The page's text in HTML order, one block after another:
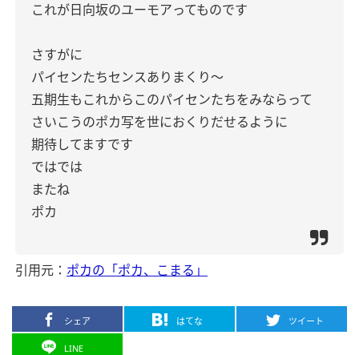
これが日向坂のユーモアってものです
さすがに
パイセンたちセンスありまくり〜
五期生もこれからこのパイセンたちをみならって
さいこうのポカ写を世におくりだせるように
期待してますです
ではでは
またね
ポカ
引用元： ポカの「ポカ、こまる」
シェア はてな ツイート
LINE